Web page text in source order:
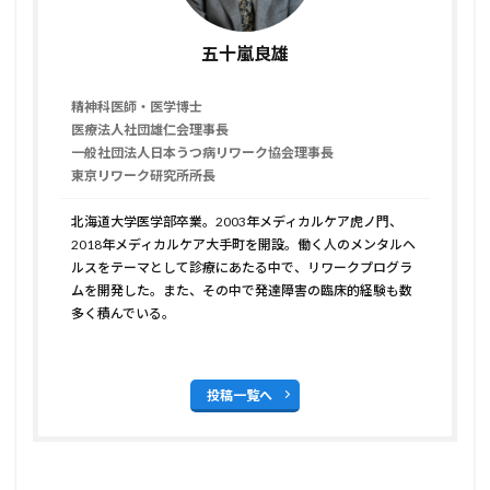
五十嵐良雄
精神科医師・医学博士
医療法人社団雄仁会理事長
一般社団法人日本うつ病リワーク協会理事長
東京リワーク研究所所長
北海道大学医学部卒業。2003年メディカルケア虎ノ門、
2018年メディカルケア大手町を開設。働く人のメンタルヘ
ルスをテーマとして診療にあたる中で、リワークプログラ
ムを開発した。また、その中で発達障害の臨床的経験も数
多く積んでいる。
投稿一覧へ